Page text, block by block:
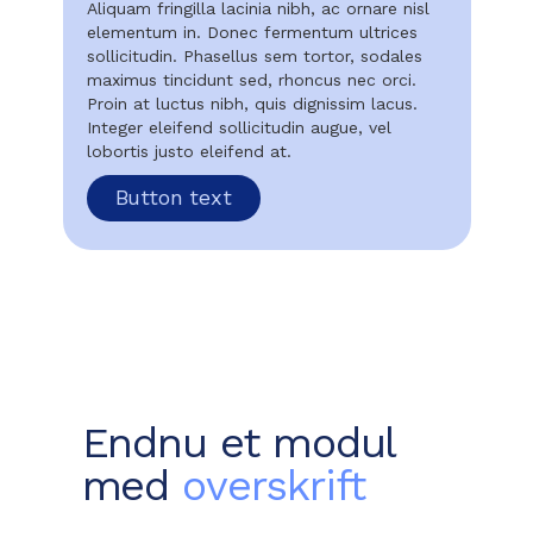
Aliquam fringilla lacinia nibh, ac ornare nisl
elementum in. Donec fermentum ultrices
sollicitudin. Phasellus sem tortor, sodales
maximus tincidunt sed, rhoncus nec orci.
Proin at luctus nibh, quis dignissim lacus.
Integer eleifend sollicitudin augue, vel
lobortis justo eleifend at.
Button text
Endnu et modul
med overskrift